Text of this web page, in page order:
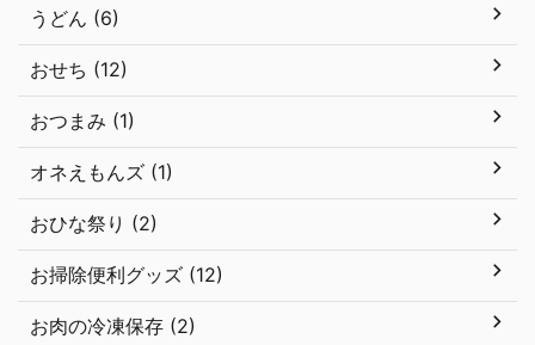
うどん (6)
おせち (12)
おつまみ (1)
オネえもんズ (1)
おひな祭り (2)
お掃除便利グッズ (12)
お肉の冷凍保存 (2)